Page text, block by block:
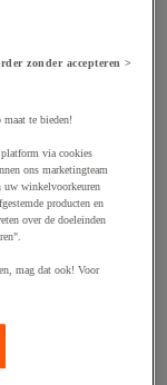
zonder accepteren >
te bieden!
via cookies
ons marketingteam
uw winkelvoorkeuren
producten en
over de doeleinden
mag dat ook! Voor